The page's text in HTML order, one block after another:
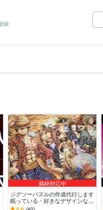
録
満枠対応中
ジグソーパズルの作成代行します
眠っている・好きなデザインなど
のパズル、代行させてください♪